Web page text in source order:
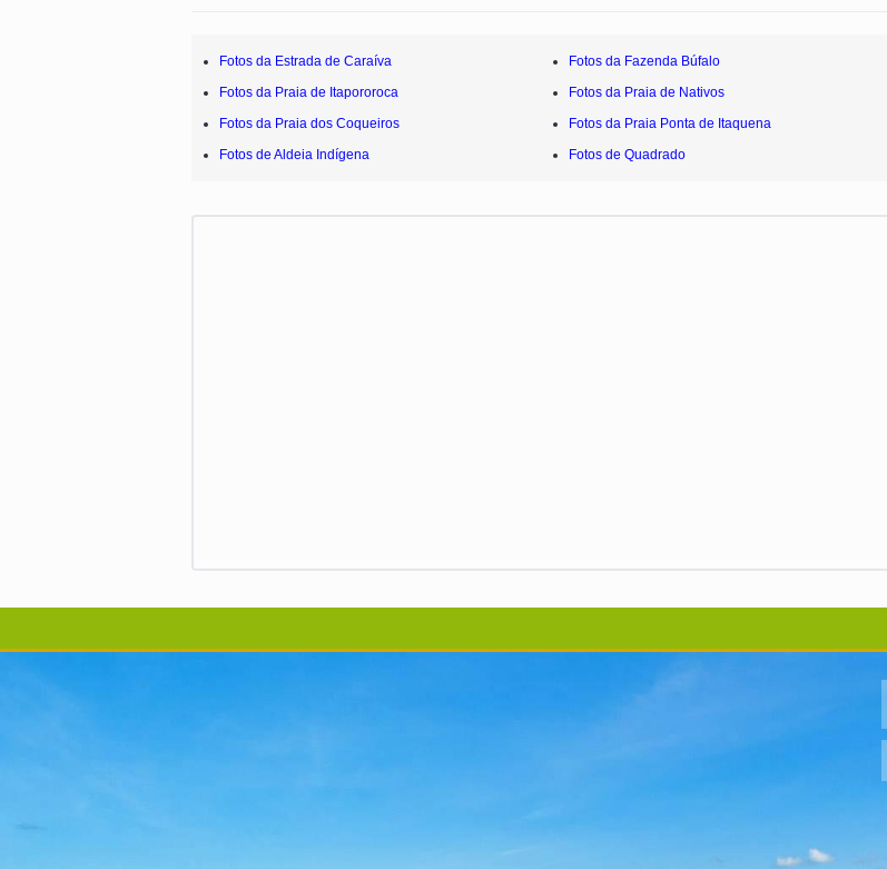
Fotos da Estrada de Caraíva Fotos da Fazenda Búfalo
Fotos da Praia de Itapororoca
Fotos da Praia de Nativos
Fotos da Praia dos Coqueiros
Fotos da Praia Ponta de Itaquena
Fotos de Aldeia Indígena
Fotos de Quadrado